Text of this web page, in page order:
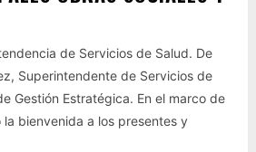
de Servicios de Salud. De
Superintendente de Servicios de
Gestión Estratégica. En el marco de
la bienvenida a los presentes y